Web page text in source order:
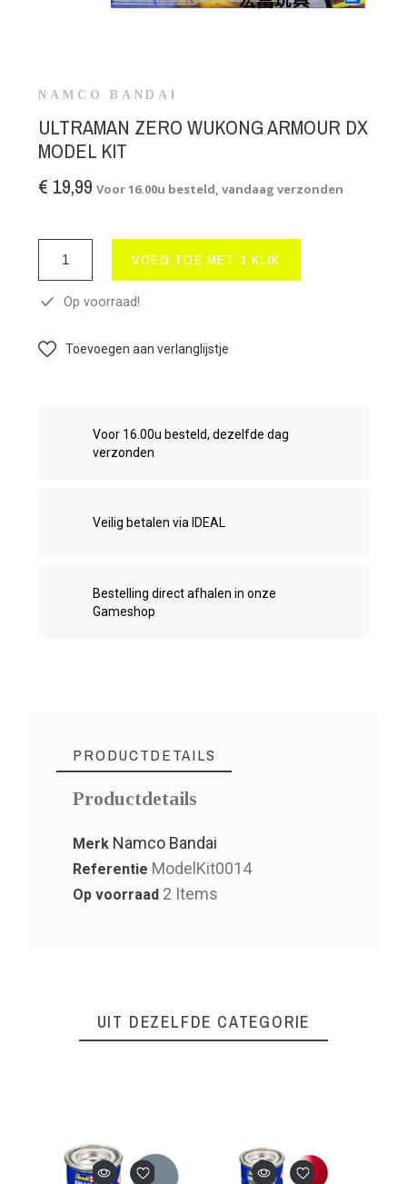
NAMCO BANDAI
ULTRAMAN ZERO WUKONG ARMOUR DX
MODEL KIT
€ 19,99 Voor 16.00u besteld, vandaag verzonden
VOEG TOE MET 1 KLIK
Op voorraad!
Toevoegen aan verlanglijstje
Voor 16.00u besteld, dezelfde dag
verzonden
Veilig betalen via IDEAL
Bestelling direct afhalen in onze
Gameshop
PRODUCTDETAILS
Productdetails
Merk Namco Bandai
Referentie ModelKit0014
Op voorraad 2 Items
UIT DEZELFDE CATEGORIE